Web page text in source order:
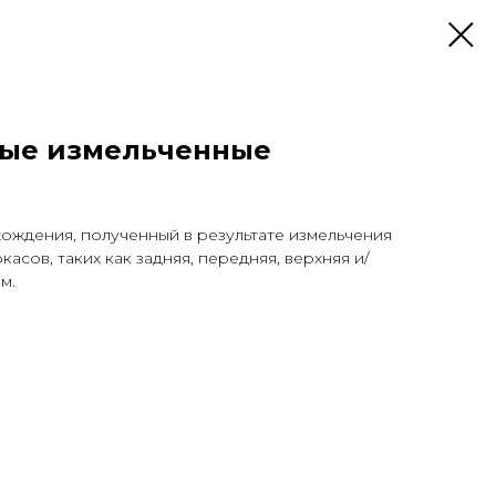
измельченные
полученный в результате измельчения
таких как задняя, передняя, верхняя и/